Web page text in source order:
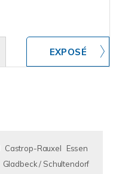
Castrop-Rauxel
Essen
Gladbeck / Schultendorf